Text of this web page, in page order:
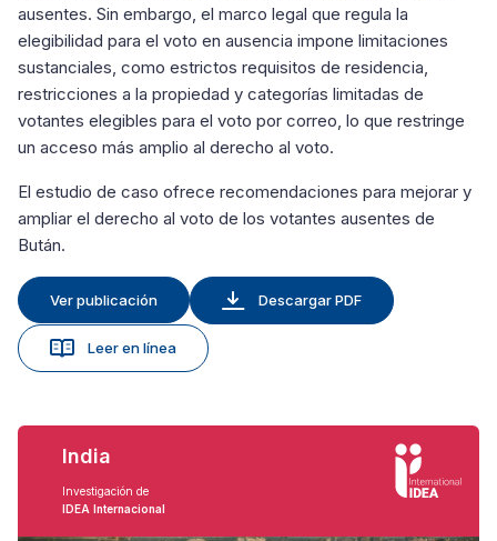
ausentes. Sin embargo, el marco legal que regula la
elegibilidad para el voto en ausencia impone limitaciones
sustanciales, como estrictos requisitos de residencia,
restricciones a la propiedad y categorías limitadas de
votantes elegibles para el voto por correo, lo que restringe
un acceso más amplio al derecho al voto.
El estudio de caso ofrece recomendaciones para mejorar y
ampliar el derecho al voto de los votantes ausentes de
Bután.
Ver publicación Descargar PDF
Leer en línea
India
Investigación de
IDEA Internacional